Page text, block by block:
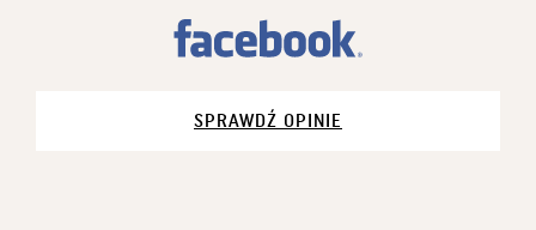
SPRAWDŹ OPINIE